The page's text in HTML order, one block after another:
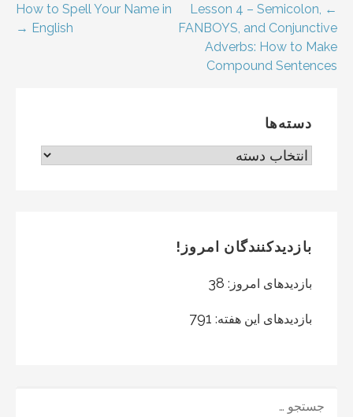
راهبری
نوشته
← Lesson 4 – Semicolon,
FANBOYS, and Conjunctive
Adverbs: How to Make
Compound Sentences
How to Spell Your Name in
English →
دسته‌ها
دسته‌ها
بازدیدکنندگان امروز!
بازدیدهای امروز: 38
بازدیدهای این هفته: 791